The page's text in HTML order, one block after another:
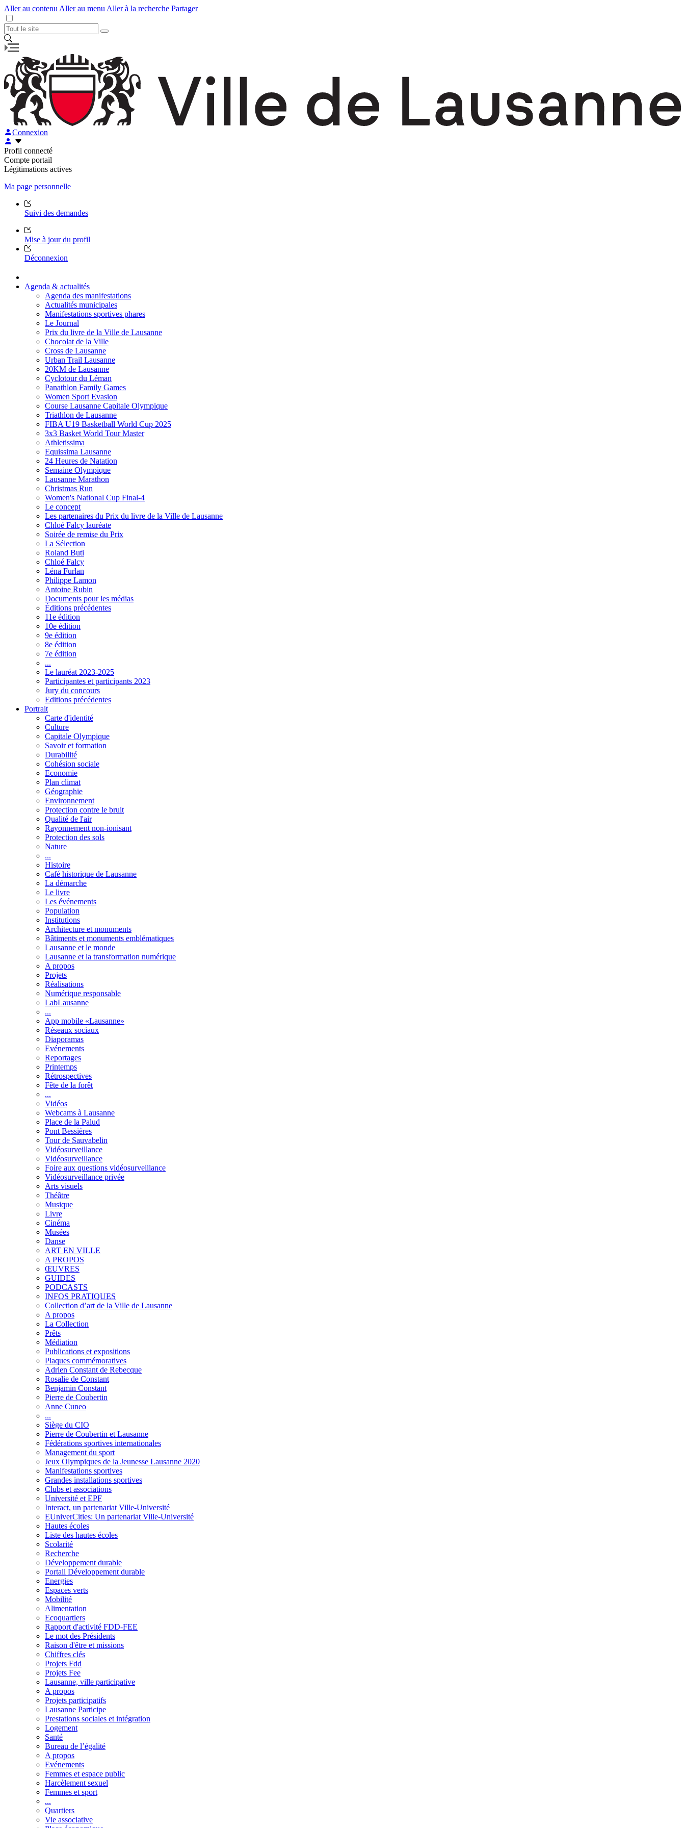
Aller au contenu Aller au menu Aller à la recherche Partager
Connexion
Profil connecté
Compte portail
Légitimations actives
Ma page personnelle
Suivi des demandes
Mise à jour du profil
Déconnexion
Agenda & actualités
Agenda des manifestations
Actualités municipales
Manifestations sportives phares
Le Journal
Prix du livre de la Ville de Lausanne
Chocolat de la Ville
Cross de Lausanne
Urban Trail Lausanne
20KM de Lausanne
Cyclotour du Léman
Panathlon Family Games
Women Sport Evasion
Course Lausanne Capitale Olympique
Triathlon de Lausanne
FIBA U19 Basketball World Cup 2025
3x3 Basket World Tour Master
Athletissima
Equissima Lausanne
24 Heures de Natation
Semaine Olympique
Lausanne Marathon
Christmas Run
Women's National Cup Final-4
Le concept
Les partenaires du Prix du livre de la Ville de Lausanne
Chloé Falcy lauréate
Soirée de remise du Prix
La Sélection
Roland Buti
Chloé Falcy
Léna Furlan
Philippe Lamon
Antoine Rubin
Documents pour les médias
Éditions précédentes
11e édition
10e édition
9e édition
8e édition
7e édition
...
Le lauréat 2023-2025
Participantes et participants 2023
Jury du concours
Editions précédentes
Portrait
Carte d'identité
Culture
Capitale Olympique
Savoir et formation
Durabilité
Cohésion sociale
Economie
Plan climat
Géographie
Environnement
Protection contre le bruit
Qualité de l'air
Rayonnement non-ionisant
Protection des sols
Nature
...
Histoire
Café historique de Lausanne
La démarche
Le livre
Les événements
Population
Institutions
Architecture et monuments
Bâtiments et monuments emblématiques
Lausanne et le monde
Lausanne et la transformation numérique
A propos
Projets
Réalisations
Numérique responsable
LabLausanne
...
App mobile «Lausanne»
Réseaux sociaux
Diaporamas
Evénements
Reportages
Printemps
Rétrospectives
Fête de la forêt
...
Vidéos
Webcams à Lausanne
Place de la Palud
Pont Bessières
Tour de Sauvabelin
Vidéosurveillance
Vidéosurveillance
Foire aux questions vidéosurveillance
Vidéosurveillance privée
Arts visuels
Théâtre
Musique
Livre
Cinéma
Musées
Danse
ART EN VILLE
A PROPOS
ŒUVRES
GUIDES
PODCASTS
INFOS PRATIQUES
Collection d’art de la Ville de Lausanne
A propos
La Collection
Prêts
Médiation
Publications et expositions
Plaques commémoratives
Adrien Constant de Rebecque
Rosalie de Constant
Benjamin Constant
Pierre de Coubertin
Anne Cuneo
...
Siège du CIO
Pierre de Coubertin et Lausanne
Fédérations sportives internationales
Management du sport
Jeux Olympiques de la Jeunesse Lausanne 2020
Manifestations sportives
Grandes installations sportives
Clubs et associations
Université et EPF
Interact, un partenariat Ville-Université
EUniverCities: Un partenariat Ville-Université
Hautes écoles
Liste des hautes écoles
Scolarité
Recherche
Développement durable
Portail Développement durable
Energies
Espaces verts
Mobilité
Alimentation
Ecoquartiers
Rapport d'activité FDD-FEE
Le mot des Présidents
Raison d'être et missions
Chiffres clés
Projets Fdd
Projets Fee
Lausanne, ville participative
A propos
Projets participatifs
Lausanne Participe
Prestations sociales et intégration
Logement
Santé
Bureau de l’égalité
A propos
Evénements
Femmes et espace public
Harcèlement sexuel
Femmes et sport
...
Quartiers
Vie associative